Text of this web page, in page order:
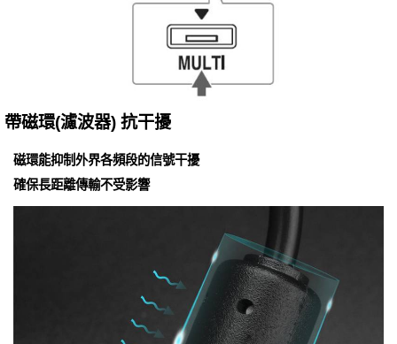
帶磁環(濾波器) 抗干擾
磁環能抑制外界各頻段的信號干擾
確保長距離傳輸不受影響